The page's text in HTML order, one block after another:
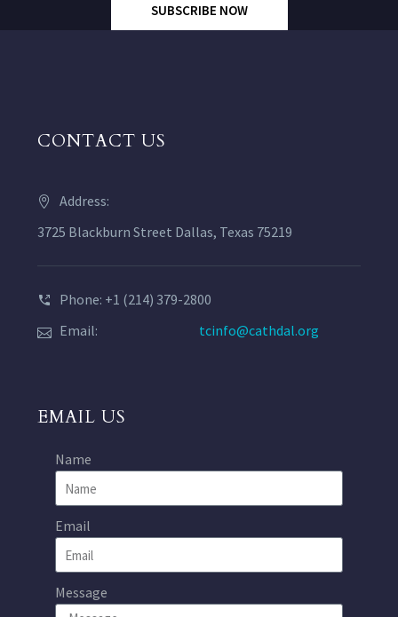
SUBSCRIBE NOW
CONTACT US
Address:
3725 Blackburn Street Dallas, Texas 75219
Phone: +1 (214) 379-2800
Email:
tcinfo@cathdal.org
EMAIL US
Name
Email
Message